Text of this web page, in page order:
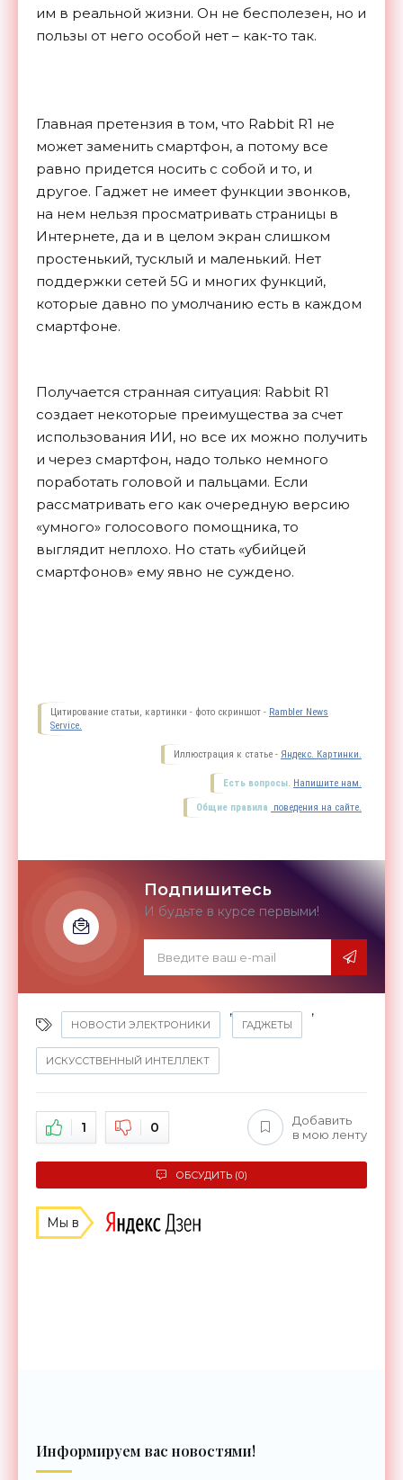
им в реальной жизни. Он не бесполезен, но и
пользы от него особой нет – как-то так.
Главная претензия в том, что Rabbit R1 не
может заменить смартфон, а потому все
равно придется носить с собой и то, и
другое. Гаджет не имеет функции звонков,
на нем нельзя просматривать страницы в
Интернете, да и в целом экран слишком
простенький, тусклый и маленький. Нет
поддержки сетей 5G и многих функций,
которые давно по умолчанию есть в каждом
смартфоне.
Получается странная ситуация: Rabbit R1
создает некоторые преимущества за счет
использования ИИ, но все их можно получить
и через смартфон, надо только немного
поработать головой и пальцами. Если
рассматривать его как очередную версию
«умного» голосового помощника, то
выглядит неплохо. Но стать «убийцей
смартфонов» ему явно не суждено.
Цитирование статьи, картинки - фото скриншот - Rambler News
Service.
Иллюстрация к статье - Яндекс. Картинки.
Есть вопросы. Напишите нам.
Общие правила поведения на сайте.
Подпишитесь
И будьте в курсе первыми!
НОВОСТИ ЭЛЕКТРОНИКИ
,
ГАДЖЕТЫ
,
ИСКУССТВЕННЫЙ ИНТЕЛЛЕКТ
1 0
Добавить
в мою ленту
ОБСУДИТЬ (0)
Мы в
Информируем вас новостями!